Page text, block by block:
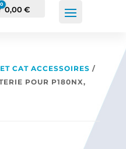
Panier
0
0,00€
CAT ACCESSOIRES /
POUR P180NX,